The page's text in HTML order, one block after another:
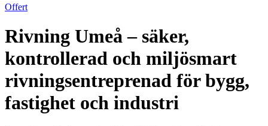
Offert
Rivning Umeå – säker,
kontrollerad och miljösmart
rivningsentreprenad för bygg,
fastighet och industri